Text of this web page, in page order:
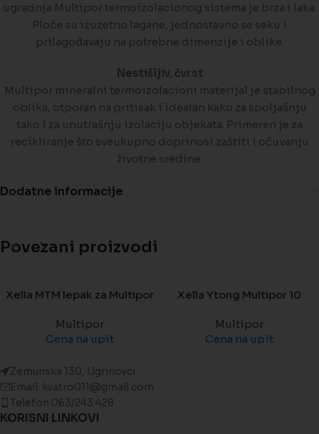
ugradnja Multipor termoizolacionog sistema je brza i laka.
Ploče su izuzetno lagane, jednostavno se seku i
prilagođavaju na potrebne dimenzije i oblike.
Nestišljiv, čvrst
Multipor mineralni termoizolacioni materijal je stabilnog
oblika, otporan na pritisak i idealan kako za spoljašnju
tako i za unutrašnju izolaciju objekata. Primeren je za
recikliranje što sveukupno doprinosi zaštiti i očuvanju
životne sredine.
Dodatne informacije
Povezani proizvodi
Xella MTM lepak za Multipor
Multipor
Cena na upit
Xella Ytong Multipor 10
Multipor
Cena na upit
Zemunska 130, Ugrinovci
Email: kvatro011@gmail.com
Telefon 063/243 428
KORISNI LINKOVI